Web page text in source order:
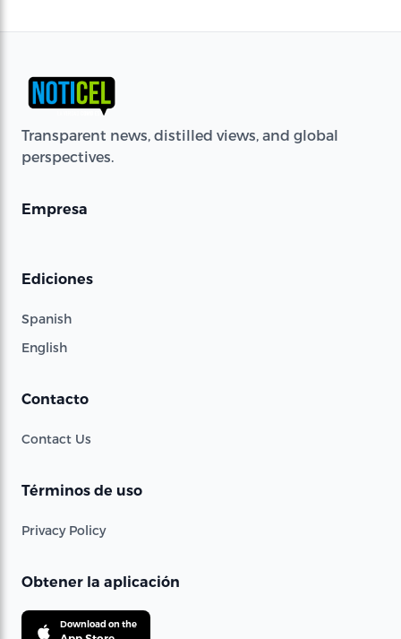
Transparent news, distilled views, and global
perspectives.
Empresa
Ediciones
Spanish
English
Contacto
Contact Us
Términos de uso
Privacy Policy
Obtener la aplicación
Download on the